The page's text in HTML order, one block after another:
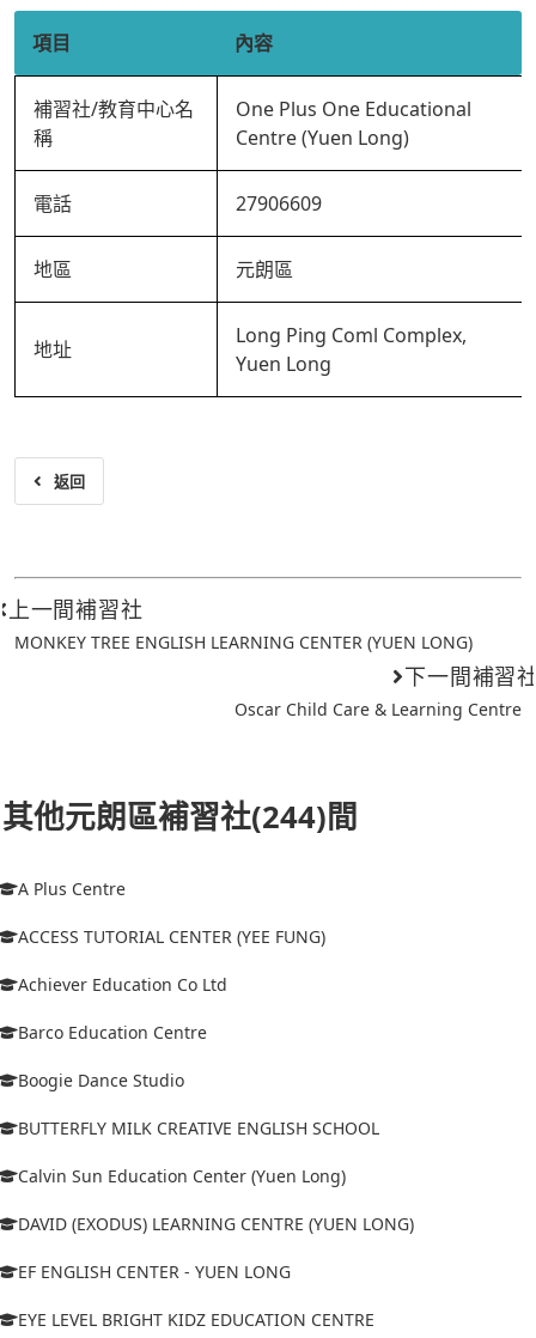
項目 內容
補習社/教育中心名
稱
One Plus One Educational
Centre (Yuen Long)
電話 27906609
地區 元朗區
地址
Long Ping Coml Complex,
Yuen Long
返回
上一間補習社
MONKEY TREE ENGLISH LEARNING CENTER (YUEN LONG)
下一間補習
Oscar Child Care & Learning Centre
其他元朗區補習社(244)間
A Plus Centre
ACCESS TUTORIAL CENTER (YEE FUNG)
Achiever Education Co Ltd
Barco Education Centre
Boogie Dance Studio
BUTTERFLY MILK CREATIVE ENGLISH SCHOOL
Calvin Sun Education Center (Yuen Long)
DAVID (EXODUS) LEARNING CENTRE (YUEN LONG)
EF ENGLISH CENTER - YUEN LONG
EYE LEVEL BRIGHT KIDZ EDUCATION CENTRE